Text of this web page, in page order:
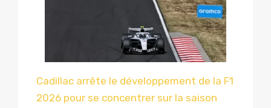
Cadillac arrête le développement de la F1
2026 pour se concentrer sur la saison